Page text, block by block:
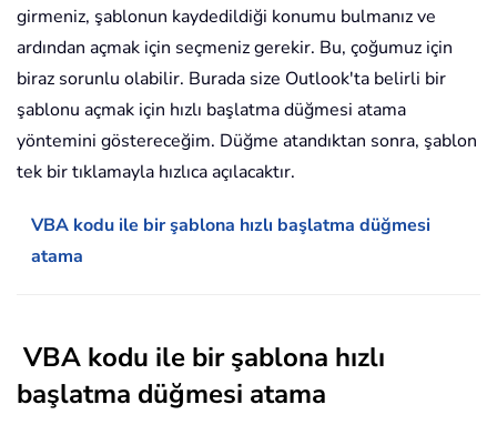
girmeniz, şablonun kaydedildiği konumu bulmanız ve
ardından açmak için seçmeniz gerekir. Bu, çoğumuz için
biraz sorunlu olabilir. Burada size Outlook'ta belirli bir
şablonu açmak için hızlı başlatma düğmesi atama
yöntemini göstereceğim. Düğme atandıktan sonra, şablon
tek bir tıklamayla hızlıca açılacaktır.
VBA kodu ile bir şablona hızlı başlatma düğmesi
atama
VBA kodu ile bir şablona hızlı
başlatma düğmesi atama